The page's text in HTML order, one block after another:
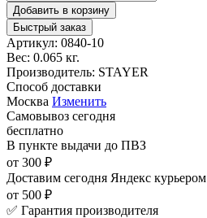
Добавить в корзину
Быстрый заказ
Артикул: 0840-10
Вес: 0.065 кг.
Производитель: STAYER
Способ доставки
Москва Изменить
Самовывоз сегодня
бесплатно
В пункте выдачи до ПВЗ
от 300 ₽
Доставим сегодня Яндекс курьером
от 500 ₽
✅ Гарантия производителя